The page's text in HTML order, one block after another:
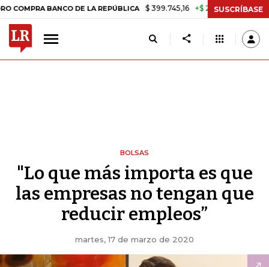
BANCO DE LA REPÚBLICA $ 399.745,16 +$ 2.295,71 +0,58% TASA
SUSCRÍBASE
BOLSAS
"Lo que más importa es que
las empresas no tengan que
reducir empleos”
martes, 17 de marzo de 2020